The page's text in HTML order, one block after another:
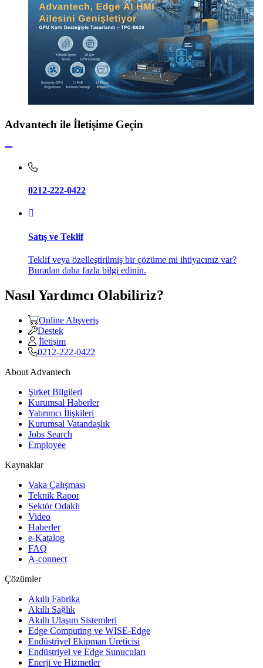
Advantech ile İletişime Geçin
0212-222-0422
Satış ve Teklif
Teklif veya özelleştirilmiş bir çözüme mi ihtiyacınız var?
Buradan daha fazla bilgi edinin.
Nasıl Yardımcı Olabiliriz?
Online Alışveriş
Destek
İletişim
0212-222-0422
About Advantech
Şirket Bilgileri
Kurumsal Haberler
Yatırımcı İlişkileri
Kurumsal Vatandaşlık
Jobs Search
Employee
Kaynaklar
Vaka Çalışması
Teknik Rapor
Sektör Odaklı
Video
Haberler
e-Katalog
FAQ
A-connect
Çözümler
Akıllı Fabrika
Akıllı Sağlık
Akıllı Ulaşım Sistemleri
Edge Computing ve WISE-Edge
Endüstriyel Ekipman Üreticisi
Endüstriyel ve Edge Sunucuları
Enerji ve Hizmetler